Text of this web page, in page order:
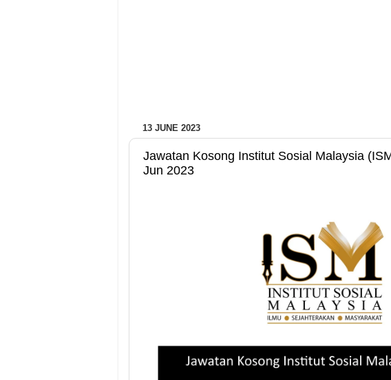
13 JUNE 2023
Jawatan Kosong Institut Sosial Malaysia
Jun 2023